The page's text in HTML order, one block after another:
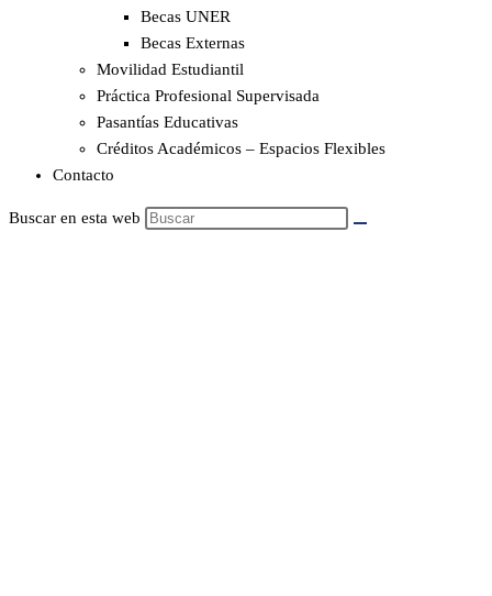
Becas UNER
Becas Externas
Movilidad Estudiantil
Práctica Profesional Supervisada
Pasantías Educativas
Créditos Académicos – Espacios Flexibles
Contacto
Buscar en esta web